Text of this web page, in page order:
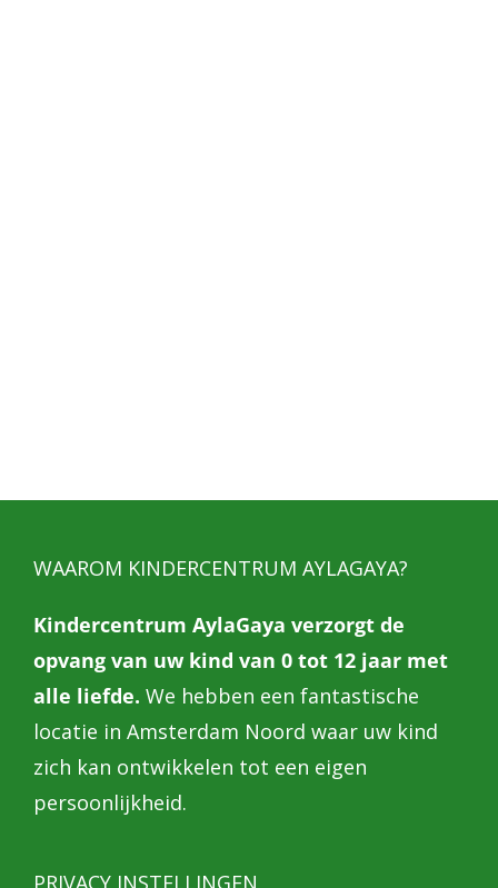
WAAROM KINDERCENTRUM AYLAGAYA?
Kindercentrum AylaGaya verzorgt de
opvang van uw kind van 0 tot 12 jaar met
alle liefde. We hebben een fantastische
locatie in Amsterdam Noord waar uw kind
zich kan ontwikkelen tot een eigen
persoonlijkheid.
PRIVACY INSTELLINGEN